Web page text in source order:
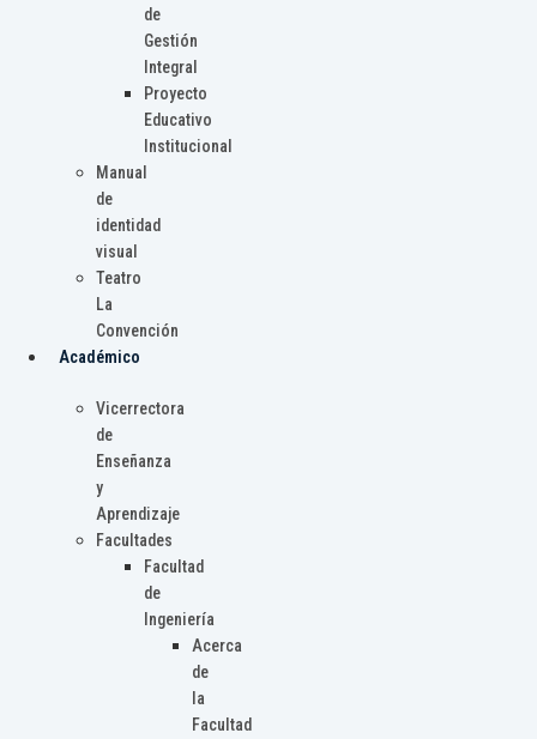
de
Gestión
Integral
Proyecto
Educativo
Institucional
Manual
de
identidad
visual
Teatro
La
Convención
Académico
Vicerrectora
de
Enseñanza
y
Aprendizaje
Facultades
Facultad
de
Ingeniería
Acerca
de
la
Facultad